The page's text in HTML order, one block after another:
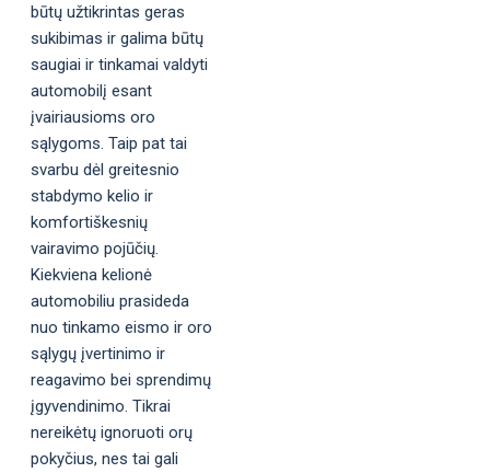
būtų užtikrintas geras
sukibimas ir galima būtų
saugiai ir tinkamai valdyti
automobilį esant
įvairiausioms oro
sąlygoms. Taip pat tai
svarbu dėl greitesnio
stabdymo kelio ir
komfortiškesnių
vairavimo pojūčių.
Kiekviena kelionė
automobiliu prasideda
nuo tinkamo eismo ir oro
sąlygų įvertinimo ir
reagavimo bei sprendimų
įgyvendinimo. Tikrai
nereikėtų ignoruoti orų
pokyčius, nes tai gali